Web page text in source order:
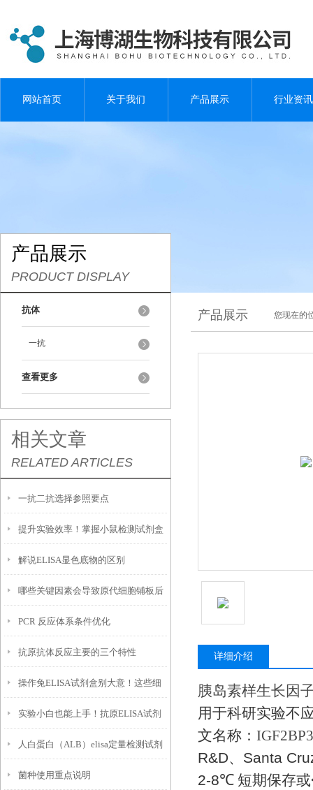
网站首页 关于我们 产品展示 行业资讯
产品展示
PRODUCT DISPLAY
抗体
一抗
查看更多
相关文章
RELATED ARTICLES
一抗二抗选择参照要点
提升实验效率！掌握小鼠检测试剂盒
的使用技巧
解说ELISA显色底物的区别
哪些关键因素会导致原代细胞铺板后
贴壁效率低下，大量细胞悬浮无法黏
附
PCR 反应体系条件优化
抗原抗体反应主要的三个特性
操作兔ELISA试剂盒别大意！这些细
节一定要盯紧
实验小白也能上手！抗原ELISA试剂
盒使用全攻略
人白蛋白（ALB）elisa定量检测试剂
盒特点以及技术原理
菌种使用重点说明
产品展示 您现在的
详细介绍
胰岛素样生长因
用于科研实验不
文名称： IGF2BP3
R&D、 Santa
2-8℃ 短期保存或